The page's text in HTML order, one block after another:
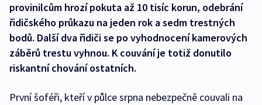
provinilcům hrozí pokuta až 10 tisíc korun, odebrání
řidičského průkazu na jeden rok a sedm trestných
bodů. Další dva řidiči se po vyhodnocení kamerových
záběrů trestu vyhnou. K couvání je totiž donutilo
riskantní chování ostatních.
První šoféři, kteří v půlce srpna nebezpečně couvali na